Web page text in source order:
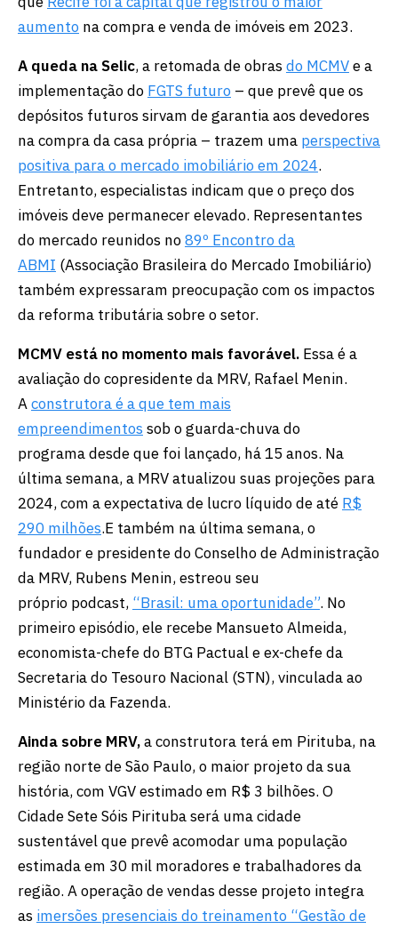
aumento na compra e venda de imóveis em 2023.
A queda na Selic, a retomada de obrasdo MCMVe a
implementação do FGTS futuro – que prevê que os
depósitos futuros sirvam de garantia aos devedores
na compra da casa própria – trazem uma perspectiva
positiva para o mercado imobiliário em 2024.
Entretanto, especialistas indicam que o preço dos
imóveis deve permanecer elevado. Representantes
do mercado reunidos no89º Encontro da
ABMI (Associação Brasileira do Mercado Imobiliário)
também expressaram preocupação com os impactos
da reforma tributária sobre o setor.
MCMV está no momento mais favorável. Essa é a
avaliação do copresidente da MRV, Rafael Menin.
Aconstrutora é a que tem mais
empreendimentos sob o guarda-chuva do
programa desde que foi lançado, há 15 anos. Na
última semana, a MRV atualizou suas projeções para
2024, com a expectativa de lucro líquido de até R$
290 milhões.E também na última semana, o
fundador e presidente do Conselho de Administração
da MRV, Rubens Menin, estreou seu
próprio podcast, “Brasil: uma oportunidade”. No
primeiro episódio, ele recebe Mansueto Almeida,
economista-chefe do BTG Pactual e ex-chefe da
Secretaria do Tesouro Nacional (STN), vinculada ao
Ministério da Fazenda.
Ainda sobre MRV,a construtora terá em Pirituba, na
região norte de São Paulo, o maior projeto da sua
história, com VGV estimado em R$ 3 bilhões. O
Cidade Sete Sóis Pirituba será uma cidade
sustentável que prevê acomodar uma população
estimada em 30 mil moradores e trabalhadores da
região. A operação de vendas desse projeto integra
as imersões presenciais do treinamento “Gestão de